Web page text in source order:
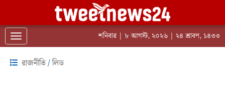
Toggle navigation শনিবার | ৮ আগস্ট, ২০২৬ | ২৪ শ্রাবণ, ১৪৩৩
রাজনীতি/লিড